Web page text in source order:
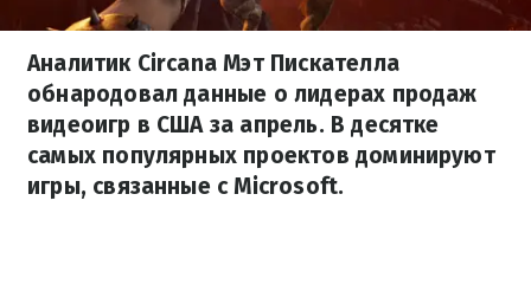
Аналитик Circana Мэт Пискателла
обнародовал данные о лидерах продаж
видеоигр в США за апрель. В десятке
самых популярных проектов доминируют
игры, связанные с Microsoft.